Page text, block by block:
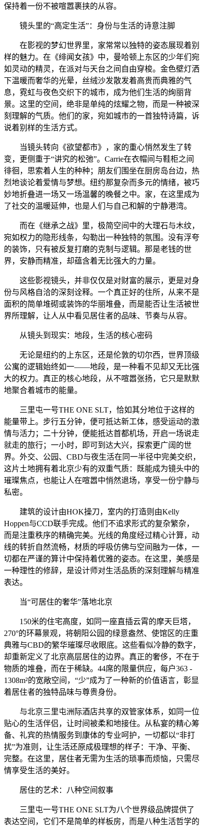
保持着一份不被喧嚣裹挟的从容。
镜头里的“高定生活”：身份与生活的诗意注脚
在影视的梦幻世界里，家常常以独特的姿态展现着别
样的魅力。在《绯闻女孩》中，曼哈顿上东区的少年们宛
如灵动的精灵，在派对与天台之间自由穿梭。金色壁灯洒
下温暖而奢华的光晕，丝绒沙发散发着高贵而典雅的气
息，霓虹与夜色交织下的城市，成为他们生活的绚丽背
景。这里的空间，绝非是单纯的炫耀之物，而是一种被深
刻理解的气质。他们的家，宛如城市的一首独特诗篇，诉
说着别样的生活方式。
当镜头转向《欲望都市》，家的重心悄然发生了转
变，更侧重于“讲究的松弛”。Carrie在衣帽间与鞋柜之间
徘徊，思索着人生的种种；朋友们围坐在厨房岛台边，热
烈地谈论着爱情与梦想。纽约那复杂而多元的情绪，被巧
妙地折叠进一场又一场温馨的晚餐之中。家，在这里成为
了社交的温暖延伸，也是人们与自己和解的宁静港湾。
而在《继承之战》里，极简空间中的大理石与木纹，
宛如权力的隐形线条，勾勒出一种独特的氛围。没有浮夸
的装饰，只有被反复打磨的克制与逻辑。那是老钱的世
界，安静而精准，却蕴含着无比强大的力量。
这些影视镜头，并非仅仅是对财富的展示，更是对身
份与风格自洽的深刻诠释。一个真正好的住所，从来不是
面积的简单堆砌或装饰的华丽堆叠，而是能否让生活被世
界所理解，让人从中看见居住者的品味、节奏与从容。
从镜头到现实：地段，生活的核心密码
无论是纽约的上东区，还是伦敦的切尔西，世界顶级
公寓的逻辑始终如一——地段，是一种看不见却又无比强
大的权力。真正的核心地段，从不喧嚣张扬，它只是默默
地聚合着城市的能量。
三里屯一号THE ONE SLT，恰如其分地位于这样的
能量带上。步行五分钟，便可抵达新工体，感受运动的激
情与活力；二十分钟，便能抵达首都机场，开启一场说走
就走的旅行；一小时，即可到达大兴，探索更广阔的世
界。外交、公园、CBD与夜生活在同一半径中完美交织，
这片土地拥有着北京少有的双重气质：既能成为镜头中的
璀璨焦点，也能让人在喧嚣中悄然退场，享受一份宁静与
私密。
建筑的设计由HOK操刀，室内的打造则由Kelly
Hoppen与CCD联手完成。他们不追求形式的复杂繁杂，
而是注重秩序的精确完美。光线的角度经过精心计算，动
线的转折自然流畅，材质的呼吸仿佛与空间融为一体，一
切都在严谨的算计中保持着优雅的姿态。在这里，美感是
一种理性的修辞，是设计师对生活品质的深刻理解与精准
表达。
当“可居住的奢华”落地北京
150米的住宅高度，如同一座直插云霄的摩天巨塔，
270°的环幕景观，将朝阳公园的绿意盎然、使馆区的庄重
典雅与CBD的繁华璀璨尽收眼底。这些看似冷静的数字，
却重新定义了北京高层居住的边界。真正的奢侈，不在于
物质的堆叠，而在于稀缺。44席的限量供应，每户363 -
1308m²的宽敞空间，“少”成为了一种新的价值语言，彰显
着居住者的独特品味与尊贵身份。
与北京三里屯洲际酒店共享的双管家体系，如同一位
贴心的生活伴侣，让时间被柔和地接住。从私宴的精心筹
备、礼宾的热情服务到康体的专业呵护，一切都以“非打
扰”为准则，让生活还原成极理想的样子：干净、平衡、
完整。在这里，居住者无需为生活的琐事而烦恼，只需尽
情享受生活的美好。
居住的艺术：八种空间叙事
三里屯一号THE ONE SLT为八个世界级品牌提供了
表达空间，它们不是简单的样板房，而是八种生活哲学的